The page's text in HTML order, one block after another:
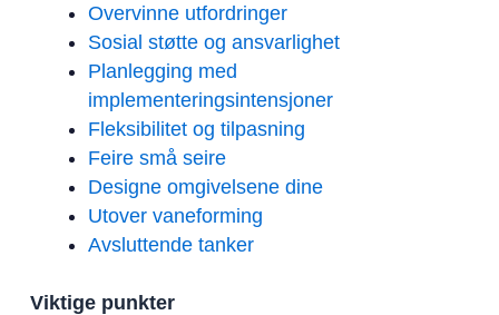
Overvinne utfordringer
Sosial støtte og ansvarlighet
Planlegging med
implementeringsintensjoner
Fleksibilitet og tilpasning
Feire små seire
Designe omgivelsene dine
Utover vaneforming
Avsluttende tanker
Viktige punkter